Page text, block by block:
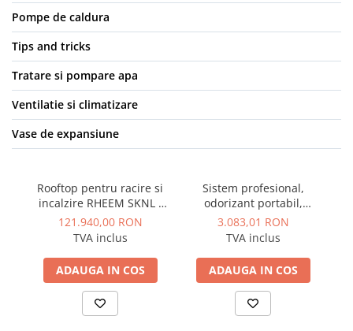
Pavele ecologice
Plase umbrire si antiinghet
Electrice
Surse de iluminat
Corpuri de iluminat
Senzori de miscare
Aparataje
Scule si dispozitive de lucru
Dispozitive tevi
constructii
Dispozitive pentru tevi
Dispozitive pentru prelucrarea
Pompe de caldura
Tips and tricks
Tratare si pompare apa
Ventilatie si climatizare
Vase de expansiune
Rooftop pentru racire si
incalzire RHEEM SKNL -
B300NM3 9E - 77.94 kW
121.940,00 RON
TVA inclus
ADAUGA IN COS
Sistem profesional,
odorizant portabil,
destinat spatiilor
comerciale, Scentlinq
3.083,01 RON
TVA inclus
ADAUGA IN COS